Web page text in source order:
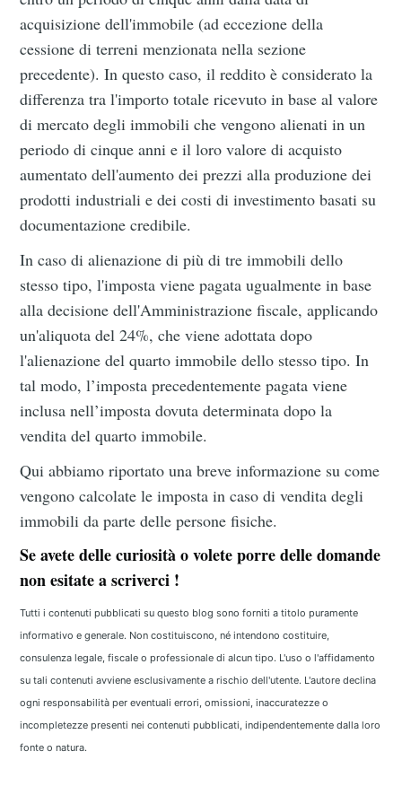
acquisizione dell'immobile (ad eccezione della
cessione di terreni menzionata nella sezione
precedente). In questo caso, il reddito è considerato la
differenza tra l'importo totale ricevuto in base al valore
di mercato degli immobili che vengono alienati in un
periodo di cinque anni e il loro valore di acquisto
aumentato dell'aumento dei prezzi alla produzione dei
prodotti industriali e dei costi di investimento basati su
documentazione credibile.
In caso di alienazione di più di tre immobili dello
stesso tipo, l'imposta viene pagata ugualmente in base
alla decisione dell'Amministrazione fiscale, applicando
un'aliquota del 24%, che viene adottata dopo
l'alienazione del quarto immobile dello stesso tipo. In
tal modo, l’imposta precedentemente pagata viene
inclusa nell’imposta dovuta determinata dopo la
vendita del quarto immobile.
Qui abbiamo riportato una breve informazione su come
vengono calcolate le imposta in caso di vendita degli
immobili da parte delle persone fisiche.
Se avete delle curiosità o volete porre delle domande
non esitate a scriverci !
Tutti i contenuti pubblicati su questo blog sono forniti a titolo puramente
informativo e generale. Non costituiscono, né intendono costituire,
consulenza legale, fiscale o professionale di alcun tipo. L'uso o l'affidamento
su tali contenuti avviene esclusivamente a rischio dell'utente. L'autore declina
ogni responsabilità per eventuali errori, omissioni, inaccuratezze o
incompletezze presenti nei contenuti pubblicati, indipendentemente dalla loro
fonte o natura.